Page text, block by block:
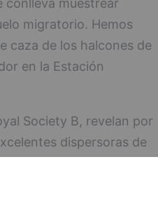
conlleva muestrear
migratorio. Hemos
caza de los halcones de
en la Estación
Society B, revelan por
dispersoras de
Estas aves volaban
África, y los científicos
planta que no era